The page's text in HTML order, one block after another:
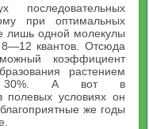
последовательных
при оптимальных
лишь одной молекулы
8—12 квантов. Отсюда
коэффициент
растением
30%. А вот в
полевых условиях он
же годы